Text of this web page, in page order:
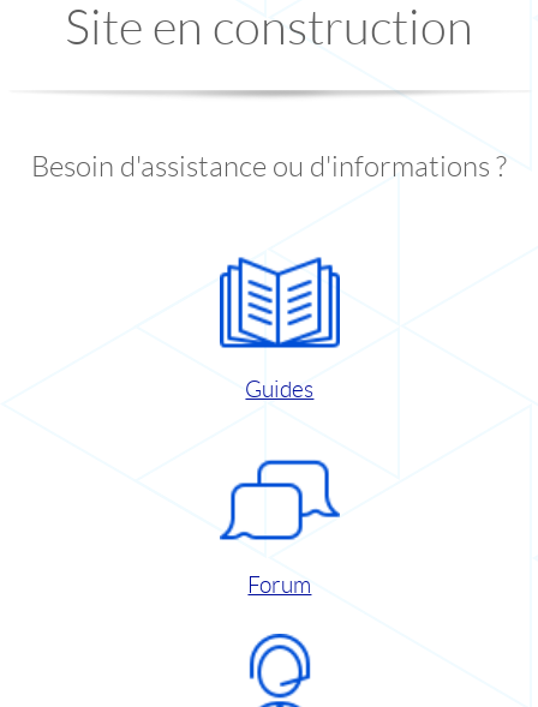
Site en construction
Besoin d'assistance ou d'informations ?
Guides
Forum